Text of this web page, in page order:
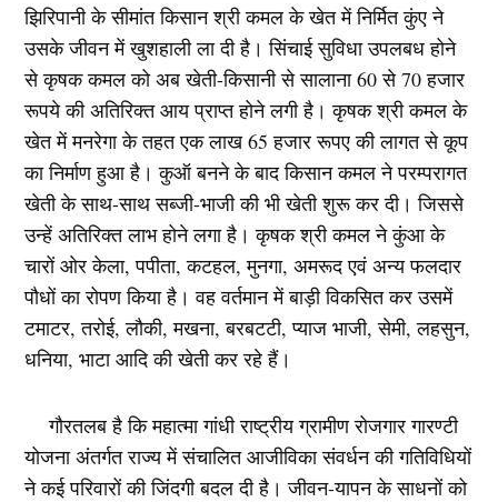
झिरिपानी के सीमांत किसान श्री कमल के खेत में निर्मित कुंए ने
उसके जीवन में खुशहाली ला दी है। सिंचाई सुविधा उपलबध होने
से कृषक कमल को अब खेती-किसानी से सालाना 60 से 70 हजार
रूपये की अतिरिक्त आय प्राप्त होने लगी है। कृषक श्री कमल के
खेत में मनरेगा के तहत एक लाख 65 हजार रूपए की लागत से कूप
का निर्माण हुआ है। कुऑ बनने के बाद किसान कमल ने परम्परागत
खेती के साथ-साथ सब्जी-भाजी की भी खेती शुरू कर दी। जिससे
उन्हें अतिरिक्त लाभ होने लगा है। कृषक श्री कमल ने कुंआ के
चारों ओर केला, पपीता, कटहल, मुनगा, अमरूद एवं अन्य फलदार
पौधों का रोपण किया है। वह वर्तमान में बाड़ी विकसित कर उसमें
टमाटर, तरोई, लौकी, मखना, बरबटटी, प्याज भाजी, सेमी, लहसुन,
धनिया, भाटा आदि की खेती कर रहे हैं।
गौरतलब है कि महात्मा गांधी राष्ट्रीय ग्रामीण रोजगार गारण्टी
योजना अंतर्गत राज्य में संचालित आजीविका संवर्धन की गतिविधियों
ने कई परिवारों की जिंदगी बदल दी है। जीवन-यापन के साधनों को